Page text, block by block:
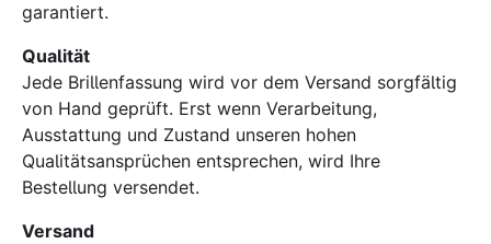
garantiert.
Qualität
Jede Brillenfassung wird vor dem Versand sorgfältig
von Hand geprüft. Erst wenn Verarbeitung,
Ausstattung und Zustand unseren hohen
Qualitätsansprüchen entsprechen, wird Ihre
Bestellung versendet.
Versand